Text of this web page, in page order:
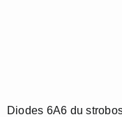
Diodes 6A6 du